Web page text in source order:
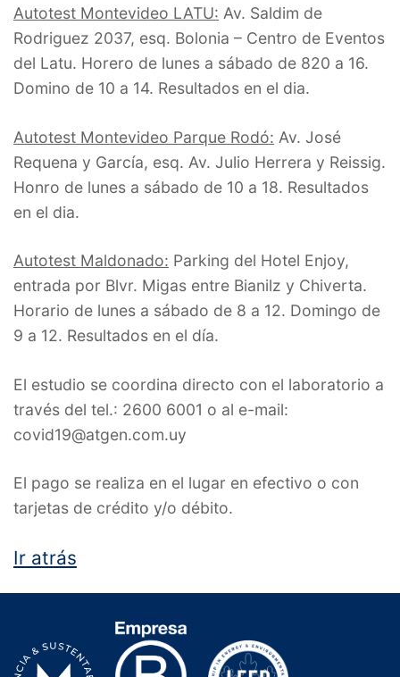
Autotest Montevideo LATU: Av. Saldim de
Rodriguez 2037, esq. Bolonia – Centro de Eventos
del Latu. Horero de lunes a sábado de 820 a 16.
Domino de 10 a 14. Resultados en el dia.
Autotest Montevideo Parque Rodó: Av. José
Requena y García, esq. Av. Julio Herrera y Reissig.
Honro de lunes a sábado de 10 a 18. Resultados
en el dia.
Autotest Maldonado: Parking del Hotel Enjoy,
entrada por Blvr. Migas entre Bianilz y Chiverta.
Horario de lunes a sábado de 8 a 12. Domingo de
9 a 12. Resultados en el día.
El estudio se coordina directo con el laboratorio a
través del tel.: 2600 6001 o al e-mail:
covid19@atgen.com.uy
El pago se realiza en el lugar en efectivo o con
tarjetas de crédito y/o débito.
Ir atrás